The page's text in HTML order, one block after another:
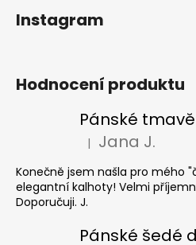
Kč
Instagram
Hodnocení produktu
Hodnocení produktu
| Jana J.
Konečně jsem našla pro mého
elegantní kalhoty! Velmi
Doporučuji. J.